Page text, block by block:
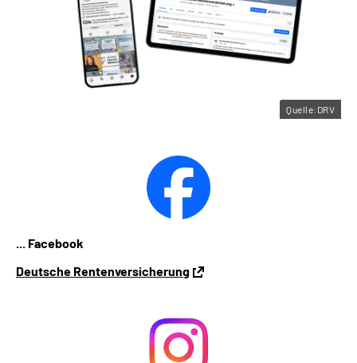
... Facebook
Deutsche Rentenversicherung
Quelle:DRV